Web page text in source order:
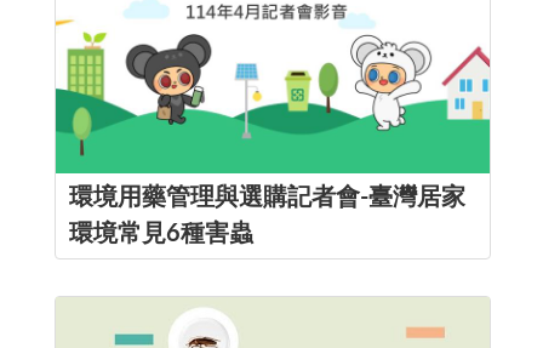
環境用藥管理與選購記者會-臺灣居家
環境常見6種害蟲